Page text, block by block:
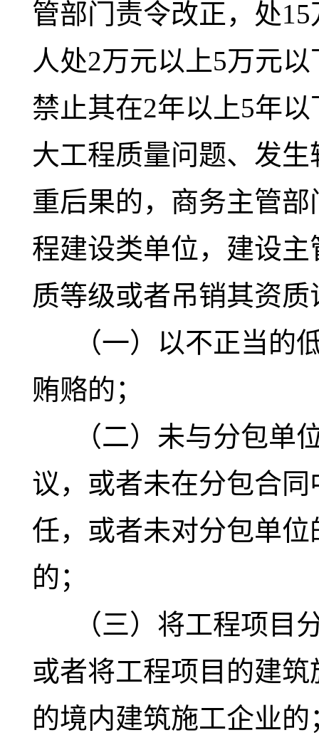
管部门责令改正，处
人处2万元以上5万元
禁止其在2年以上5年
大工程质量问题、发
重后果的，商务主管
程建设类单位，建设
质等级或者吊销其资质
（一）以不正当的低
贿赂的；
（二）未与分包单位
议，或者未在分包合
任，或者未对分包单
的；
（三）将工程项目分
或者将工程项目的建
的境内建筑施工企业的